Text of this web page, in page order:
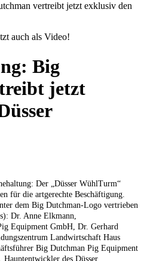
vertreibt jetzt exklusiv den
auch als Video!
Big
jetzt
Der „Düsser WühlTurm“
für die artgerechte Beschäftigung.
dem Big Dutchman-Logo vertrieben
Dr. Anne Elkmann,
Equipment GmbH, Dr. Gerhard
Landwirtschaft Haus
Big Dutchman Pig Equipment
Hauptentwickler des Düsser